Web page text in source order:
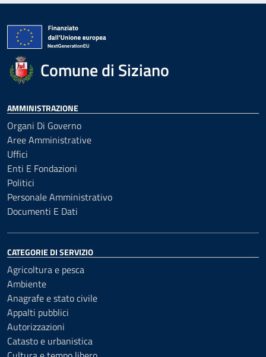
Comune di Siziano
AMMINISTRAZIONE
Organi Di Governo
Aree Amministrative
Uffici
Enti E Fondazioni
Politici
Personale Amministrativo
Documenti E Dati
CATEGORIE DI SERVIZIO
Agricoltura e pesca
Ambiente
Anagrafe e stato civile
Appalti pubblici
Autorizzazioni
Catasto e urbanistica